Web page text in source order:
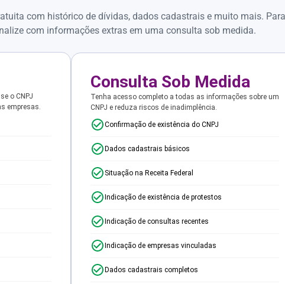
com histórico de dívidas, dados cadastrais e muito mais. Para
com informações extras em uma consulta sob medida.
o CNPJ
empresas.
Consulta Sob Medida
Tenha acesso completo a todas as informações sobre um
CNPJ e reduza riscos de inadimplência.
Confirmação de existência do CNPJ
Dados cadastrais básicos
Situação na Receita Federal
Indicação de existência de protestos
Indicação de consultas recentes
Indicação de empresas vinculadas
Dados cadastrais completos